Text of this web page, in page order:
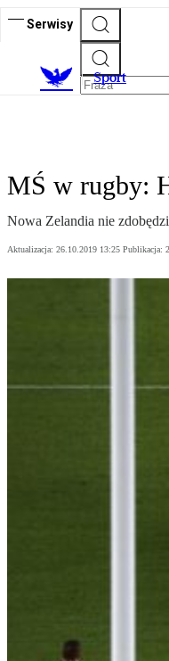
Serwisy
Sport
MŚ w rugby:
Nowa Zelandia nie
Aktualizacja: 26.10.2019 13:25 Publikacja: